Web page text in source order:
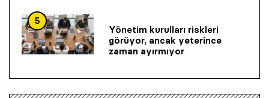
5
Yönetim kurulları riskleri
görüyor, ancak yeterince
zaman ayırmıyor